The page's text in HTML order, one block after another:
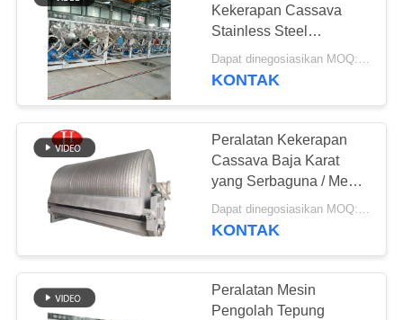
TENTANG
KAMI
TUR
PABRIK
KONTROL
KUALITAS
HUBUNGI
KAMI
Kekerapan Cassava
Stainless Steel
Kapasitas / Teknik
Disesuaikan
Dapat dinegosiasikan MOQ:1 SET
KONTAK
Peralatan Kekerapan
Cassava Baja Karat
yang Serbaguna / Mesin
Pengolahan Kekerapan
Cassava
Dapat dinegosiasikan MOQ:1 set
KONTAK
Peralatan Mesin
Pengolah Tepung